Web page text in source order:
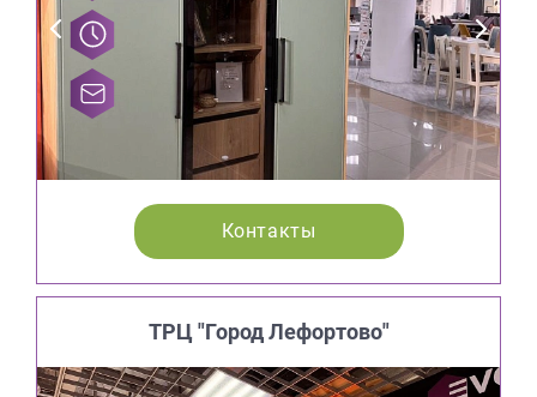
Контакты
ТРЦ "Город Лефортово"